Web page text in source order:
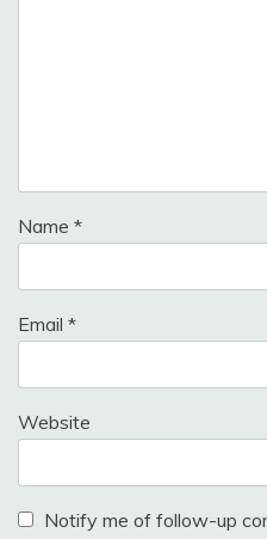
Name *
Email *
Website
Notify me of follow-up